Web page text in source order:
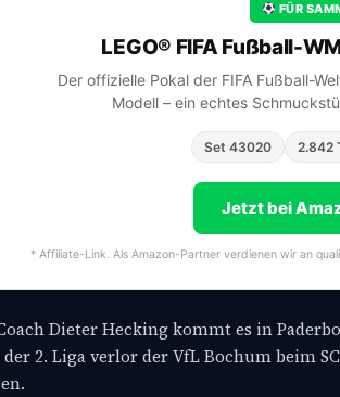
FÜR
LEGO® FIFA Fußball-
Der offizielle Pokal der FIFA Fußball-
Modell – ein echtes
Set 43020 2.842
Jetzt bei
* Affiliate-Link. Als Amazon-Partner verdienen wir an
Dieter Hecking kommt es in
2. Liga verlor der VfL Bochum beim